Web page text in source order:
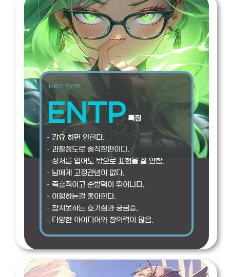
MBTI TYPE
ENTP 특징
– 강요 하면 안한다.
– 과할정도로 솔직한편이다.
– 상처를 입어도 밖으로 표현을 잘 안함.
– 남에게 고정관념이 없다.
– 즉흥적이고 순발력이 뛰어나다.
– 여행하는걸 좋아한다.
– 참지못하는 호기심과 궁금증.
– 다양한 아이디어와 창의력이 많음.